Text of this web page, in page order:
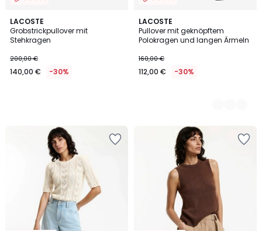
LACOSTE
Grobstrickpullover mit
Stehkragen
200,00 €
140,00 € -30%
LACOSTE
Pullover mit geknöpftem
Polokragen und langen Ärmeln
160,00 €
112,00 € -30%
2
Farben